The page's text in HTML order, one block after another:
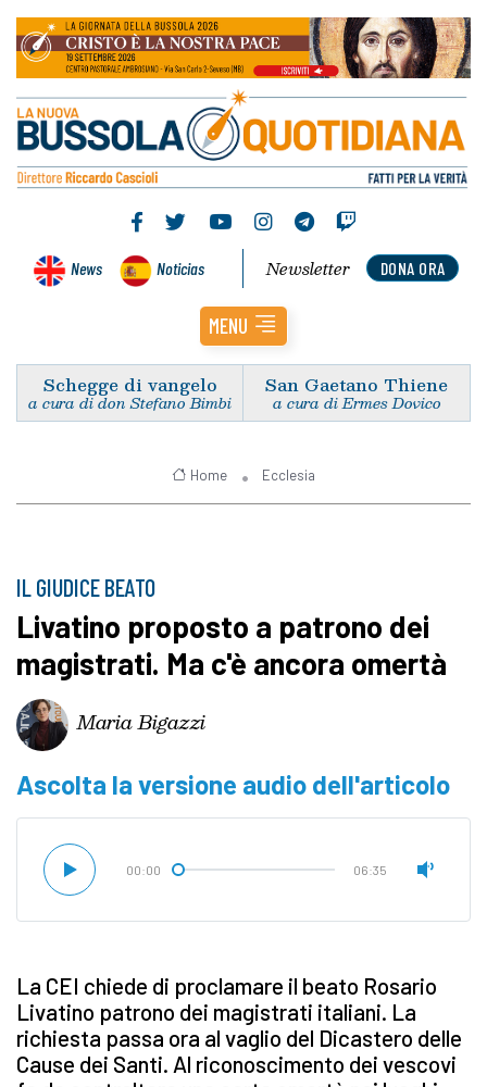
News Noticias DONA ORA
Newsletter
MENU
Schegge di vangelo
a cura di don Stefano Bimbi
San Gaetano Thiene
a cura di Ermes Dovico
Home Ecclesia
IL GIUDICE BEATO
Livatino proposto a patrono dei
magistrati. Ma c'è ancora omertà
Maria Bigazzi
Ascolta la versione audio dell'articolo
00:00 06:35
La CEI chiede di proclamare il beato Rosario
Livatino patrono dei magistrati italiani. La
richiesta passa ora al vaglio del Dicastero delle
Cause dei Santi. Al riconoscimento dei vescovi